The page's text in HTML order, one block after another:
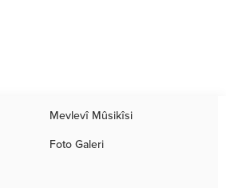
Mevlevî Mûsikîsi
Foto Galeri